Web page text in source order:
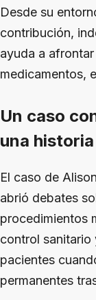
Desde su
contribución,
ayuda a
medicamentos,
Un caso
una
El caso de
abrió debates
procedimientos
control sanitario
pacientes
permanentes